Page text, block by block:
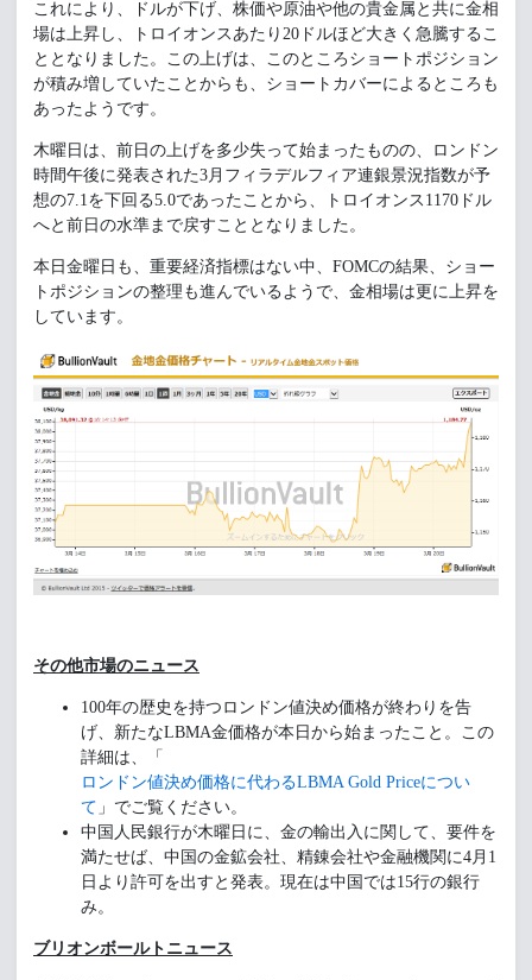
これにより、ドルが下げ、株価や原油や他の貴金属と共に金相
場は上昇し、トロイオンスあたり20ドルほど大きく急騰するこ
ととなりました。この上げは、このところショートポジション
が積み増していたことからも、ショートカバーによるところも
あったようです。
木曜日は、前日の上げを多少失って始まったものの、ロンドン
時間午後に発表された3月フィラデルフィア連銀景況指数が予
想の7.1を下回る5.0であったことから、トロイオンス1170ドル
へと前日の水準まで戻すこととなりました。
本日金曜日も、重要経済指標はない中、FOMCの結果、ショー
トポジションの整理も進んでいるようで、金相場は更に上昇を
しています。
その他市場のニュース
100年の歴史を持つロンドン値決め価格が終わりを告
げ、新たなLBMA金価格が本日から始まったこと。この
詳細は、「
ロンドン値決め価格に代わるLBMA Gold Priceについ
て 」でご覧ください。
中国人民銀行が木曜日に、金の輸出入に関して、要件を
満たせば、中国の金鉱会社、精錬会社や金融機関に4月1
日より許可を出すと発表。現在は中国では15行の銀行
み。
ブリオンボールトニュース